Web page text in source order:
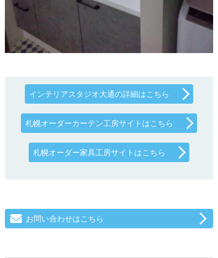
インテリアスタジオ大通の詳細はこちら
札幌オーダーカーテン工房サイトはこちら
札幌オーダー家具工房サイトはこちら
お問い合わせはこちら